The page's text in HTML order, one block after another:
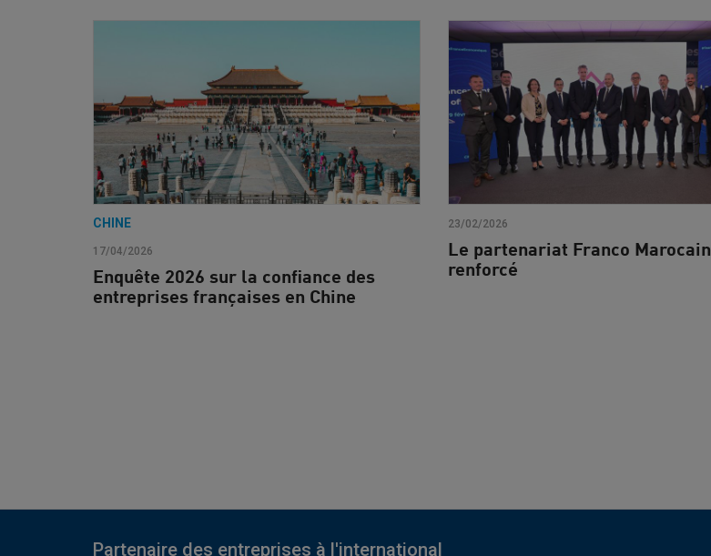
CHINE
17/04/2026
Enquête 2026 sur la confiance des
entreprises françaises en Chine
23/02/2026
Le partenariat Franco Marocain
renforcé
Partenaire des entreprises à l'international